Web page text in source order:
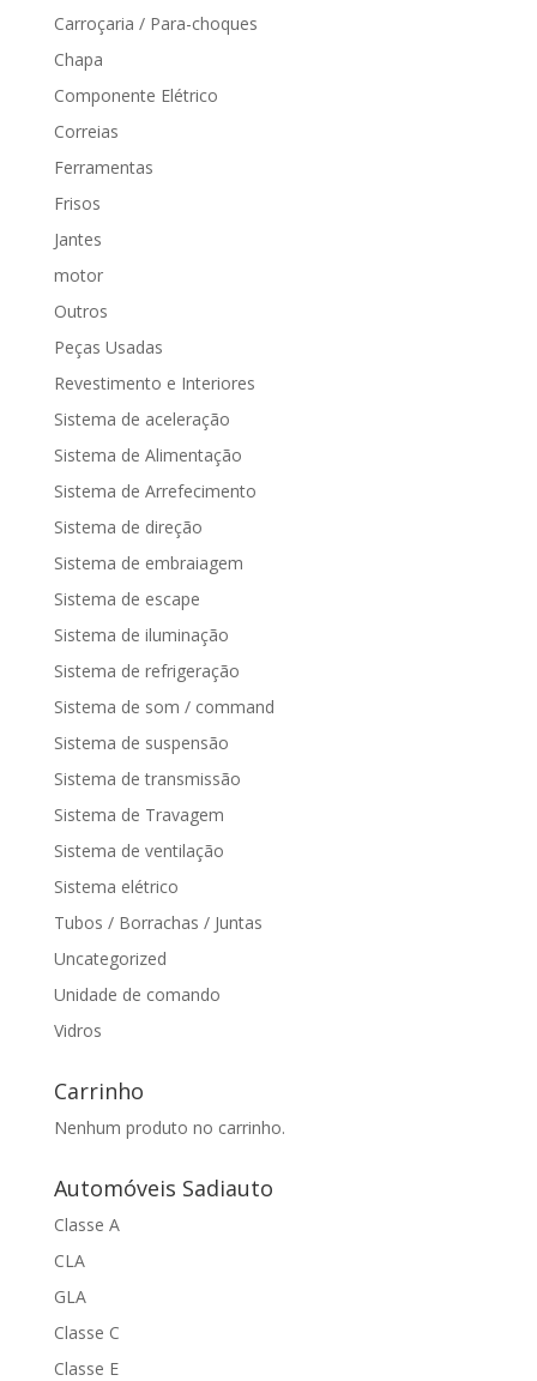
Carroçaria / Para-choques
Chapa
Componente Elétrico
Correias
Ferramentas
Frisos
Jantes
motor
Outros
Peças Usadas
Revestimento e Interiores
Sistema de aceleração
Sistema de Alimentação
Sistema de Arrefecimento
Sistema de direção
Sistema de embraiagem
Sistema de escape
Sistema de iluminação
Sistema de refrigeração
Sistema de som / command
Sistema de suspensão
Sistema de transmissão
Sistema de Travagem
Sistema de ventilação
Sistema elétrico
Tubos / Borrachas / Juntas
Uncategorized
Unidade de comando
Vidros
Carrinho
Nenhum produto no carrinho.
Automóveis Sadiauto
Classe A
CLA
GLA
Classe C
Classe E